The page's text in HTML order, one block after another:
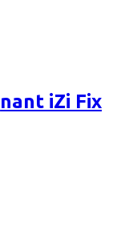
iZi Fix